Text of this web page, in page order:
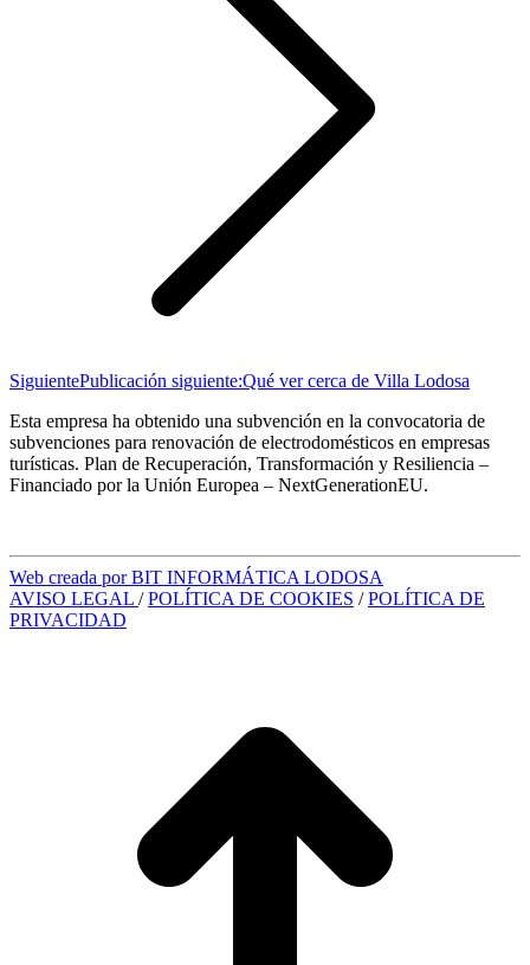
SiguientePublicación siguiente:Qué ver cerca de Villa Lodosa
Esta empresa ha obtenido una subvención en la convocatoria de
subvenciones para renovación de electrodomésticos en empresas
turísticas. Plan de Recuperación, Transformación y Resiliencia –
Financiado por la Unión Europea – NextGenerationEU.
Web creada por BIT INFORMÁTICA LODOSA
AVISO LEGAL /POLÍTICA DE COOKIES /POLÍTICA DE
PRIVACIDAD